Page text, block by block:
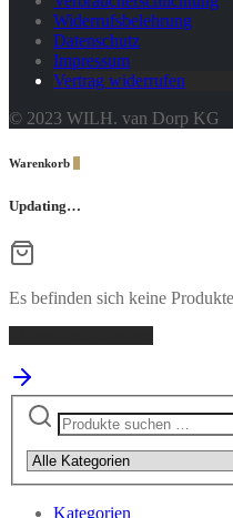
Widerrufsbelehrung
Datenschutz
Impressum
Vertrag widerrufen
© 2023 WILH. van Dorp KG
Warenkorb
Updating…
Es befinden sich keine
Suchen
nach:
Kategorien